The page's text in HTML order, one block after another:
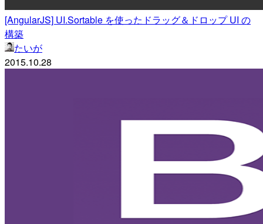
[AngularJS] UI.Sortable を使ったドラッグ＆ドロップ UI の
構築
たいが
2015.10.28